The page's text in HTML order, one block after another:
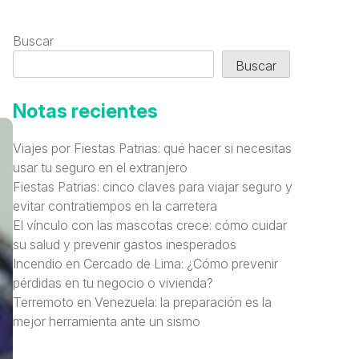
Buscar
Buscar
Notas recientes
Viajes por Fiestas Patrias: qué hacer si necesitas
usar tu seguro en el extranjero
Fiestas Patrias: cinco claves para viajar seguro y
evitar contratiempos en la carretera
El vínculo con las mascotas crece: cómo cuidar
su salud y prevenir gastos inesperados
Incendio en Cercado de Lima: ¿Cómo prevenir
pérdidas en tu negocio o vivienda?
Terremoto en Venezuela: la preparación es la
mejor herramienta ante un sismo